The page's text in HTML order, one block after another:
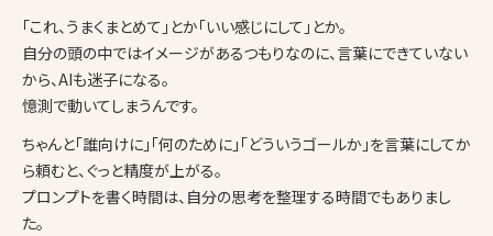
「これ、うまくまとめて」とか「いい感じにして」とか。
自分の頭の中ではイメージがあるつもりなのに、言葉にできていない
から、AIも迷子になる。
憶測で動いてしまうんです。
ちゃんと「誰向けに」「何のために」「どういうゴールか」を言葉にしてか
ら頼むと、ぐっと精度が上がる。
プロンプトを書く時間は、自分の思考を整理する時間でもありまし
た。